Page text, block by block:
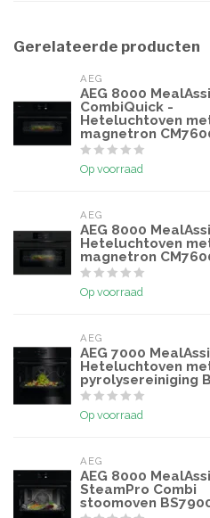
Gerelateerde producten
AEG
AEG 8000
CombiQuick -
Heteluchtoven
magnetron
Op voorraad
AEG
AEG 8000
Heteluchtoven
magnetron
Op voorraad
AEG
AEG 7000
Heteluchtoven
pyrolysereiniging
Op voorraad
AEG
AEG 8000
SteamPro Combi
stoomoven